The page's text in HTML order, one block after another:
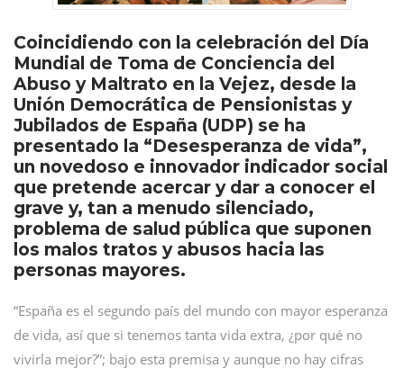
Coincidiendo con la celebración del Día
Mundial de Toma de Conciencia del
Abuso y Maltrato en la Vejez, desde la
Unión Democrática de Pensionistas y
Jubilados de España (UDP) se ha
presentado la “Desesperanza de vida”,
un novedoso e innovador indicador social
que pretende acercar y dar a conocer el
grave y, tan a menudo silenciado,
problema de salud pública que suponen
los malos tratos y abusos hacia las
personas mayores.
“España es el segundo país del mundo con mayor esperanza
de vida, así que si tenemos tanta vida extra, ¿por qué no
vivirla mejor?”; bajo esta premisa y aunque no hay cifras